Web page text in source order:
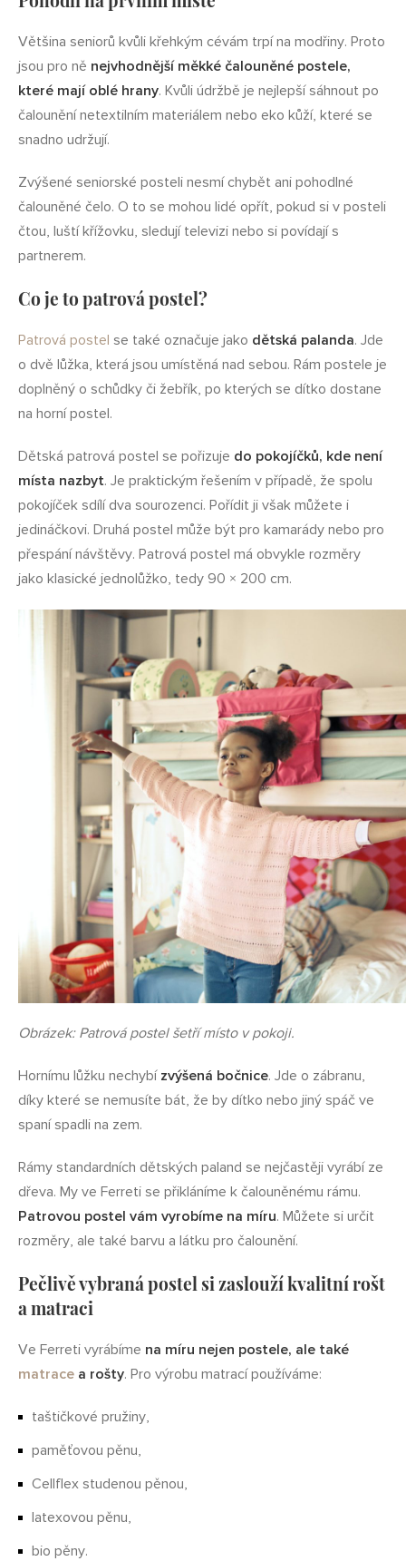
Většina seniorů kvůli křehkým cévám trpí na modřiny. Proto
jsou pro ně nejvhodnější měkké čalouněné postele,
které mají oblé hrany. Kvůli údržbě je nejlepší sáhnout po
čalounění netextilním materiálem nebo eko kůží, které se
snadno udržují.
Zvýšené seniorské posteli nesmí chybět ani pohodlné
čalouněné čelo. O to se mohou lidé opřít, pokud si v posteli
čtou, luští křížovku, sledují televizi nebo si povídají s
partnerem.
Co je to patrová postel?
Patrová postel se také označuje jako dětská palanda. Jde
o dvě lůžka, která jsou umístěná nad sebou. Rám postele je
doplněný o schůdky či žebřík, po kterých se dítko dostane
na horní postel.
Dětská patrová postel se pořizuje do pokojíčků, kde není
místa nazbyt. Je praktickým řešením v případě, že spolu
pokojíček sdílí dva sourozenci. Pořídit ji však můžete i
jedináčkovi. Druhá postel může být pro kamarády nebo pro
přespání návštěvy. Patrová postel má obvykle rozměry
jako klasické jednolůžko, tedy 90 × 200 cm.
Obrázek: Patrová postel šetří místo v pokoji.
Hornímu lůžku nechybí zvýšená bočnice. Jde o zábranu,
díky které se nemusíte bát, že by dítko nebo jiný spáč ve
spaní spadli na zem.
Rámy standardních dětských paland se nejčastěji vyrábí ze
dřeva. My ve Ferreti se přikláníme k čalouněnému rámu.
Patrovou postel vám vyrobíme na míru. Můžete si určit
rozměry, ale také barvu a látku pro čalounění.
Pečlivě vybraná postel si zaslouží kvalitní rošt
a matraci
Ve Ferreti vyrábíme na míru nejen postele, ale také
matrace a rošty. Pro výrobu matrací používáme:
taštičkové pružiny,
paměťovou pěnu,
Cellflex studenou pěnou,
latexovou pěnu,
bio pěny.